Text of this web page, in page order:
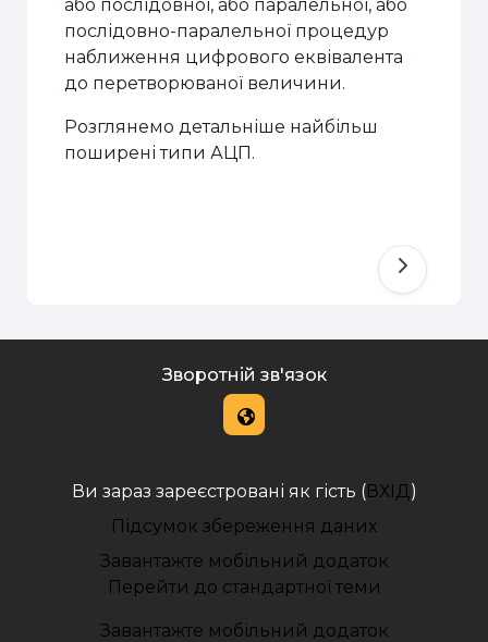
або послідовної, або паралельної, або
послідовно-паралельної процедур
наближення цифрового еквівалента
до перетворюваної величини.
Розглянемо детальніше найбільш
поширені типи АЦП.
Зворотній зв'язок
Ви зараз зареєстровані як гість (ВХІД )
Підсумок збереження даних
Завантажте мобільний додаток
Перейти до стандартної теми
Завантажте мобільний додаток